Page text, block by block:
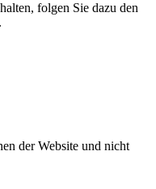
folgen Sie dazu den
der Website und nicht